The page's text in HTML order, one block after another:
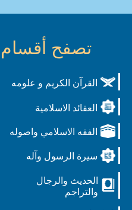
تصفح أقسام
القرآن الكريم و علومه
العقائد الاسلامية
الفقه الاسلامي واصوله
سيرة الرسول وآله
الحديث والرجال
والتراجم